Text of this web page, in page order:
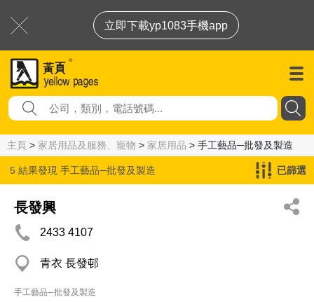
立即下載yp1083手機app
主頁 > 家居用品及服務、寵物 > 家居用品 > 手工藝品─批發及製造
5 結果發現 手工藝品─批發及製造 已篩選
長發興
2433 4107
青衣 長發邨
手工藝品─批發及製造